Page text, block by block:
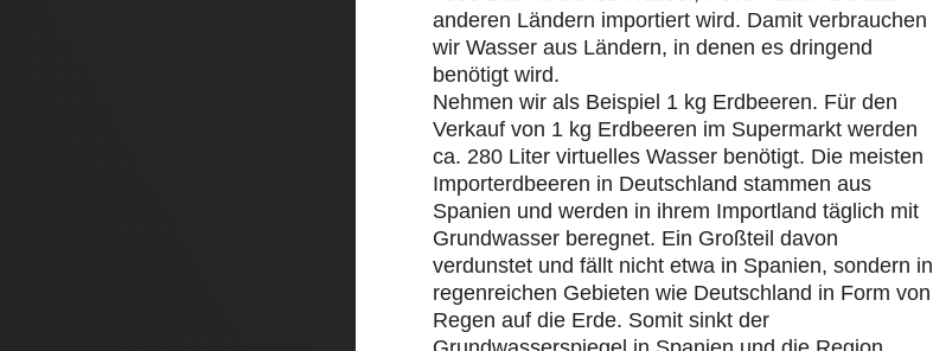
anderen Ländern importiert wird. Damit verbrauchen
wir Wasser aus Ländern, in denen es dringend
benötigt wird.
Nehmen wir als Beispiel 1 kg Erdbeeren. Für den
Verkauf von 1 kg Erdbeeren im Supermarkt werden
ca. 280 Liter virtuelles Wasser benötigt. Die meisten
Importerdbeeren in Deutschland stammen aus
Spanien und werden in ihrem Importland täglich mit
Grundwasser beregnet. Ein Großteil davon
verdunstet und fällt nicht etwa in Spanien, sondern in
regenreichen Gebieten wie Deutschland in Form von
Regen auf die Erde. Somit sinkt der